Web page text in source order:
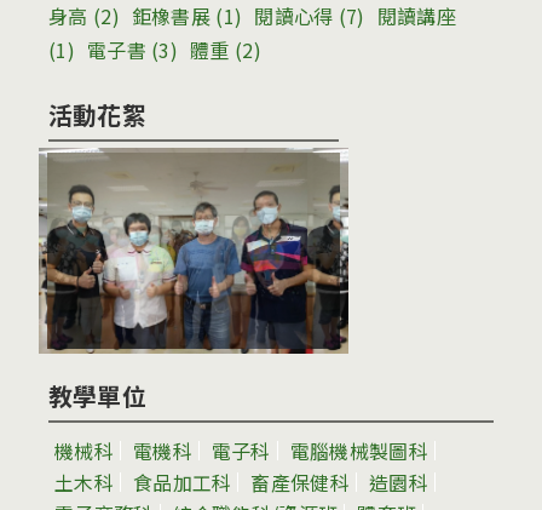
身高 (2) 鉅橡書展 (1) 閱讀心得 (7) 閱讀講座
(1) 電子書 (3) 體重 (2)
活動花絮
教學單位
機械科 電機科 電子科
電腦機械製圖科
土木科
食品加工科 畜產保健科
造園科